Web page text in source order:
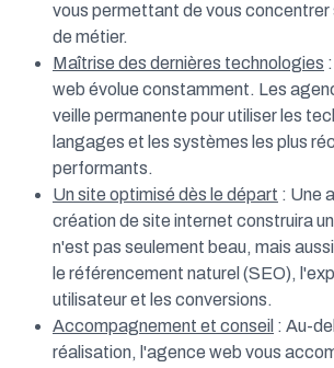
vous permettant de vous
de métier.
Maîtrise des dernières technologies
web évolue constamment. Les
veille permanente pour utiliser les
langages et les systèmes les plus
performants.
Un site optimisé dès le départ : Une
création de site internet construira
n'est pas seulement beau, mais
le référencement naturel (SEO),
utilisateur et les conversions.
Accompagnement et conseil : Au-
réalisation, l'agence web vous